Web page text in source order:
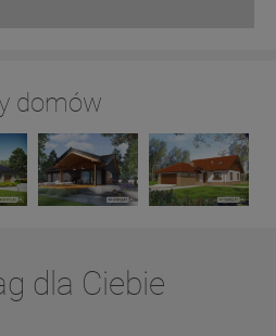
domów
dla Ciebie